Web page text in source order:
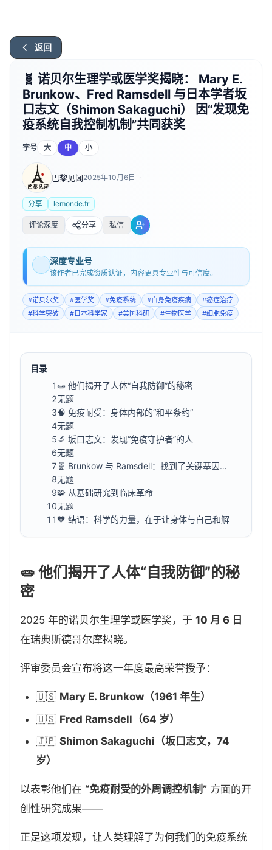
返回
🧬 诺贝尔生理学或医学奖揭晓： Mary E.
Brunkow、Fred Ramsdell 与日本学者坂
口志文（Shimon Sakaguchi） 因“发现免
疫系统自我控制机制”共同获奖
字号 大 中 小
巴黎见闻2025年10月6日 ·
分享 lemonde.fr
评论深度 分享 私信
深度专业号
该作者已完成资质认证，内容更具专业性与可信度。
#诺贝尔奖 #医学奖 #免疫系统 #自身免疫疾病 #癌症治疗
#科学突破 #日本科学家 #美国科研 #生物医学 #细胞免疫
目录
1🧫 他们揭开了人体“自我防御”的秘密
2无题
3🧠 免疫耐受：身体内部的“和平条约”
4无题
5🔬 坂口志文：发现“免疫守护者”的人
6无题
7 🧬 Brunkow 与 Ramsdell：找到了关键基因
Foxp3
8无题
9🧩 从基础研究到临床革命
10无题
11🧡 结语：科学的力量，在于让身体与自己和解
🧫 他们揭开了人体“自我防御”的秘
密
2025 年的诺贝尔生理学或医学奖，于 10 月 6 日
在瑞典斯德哥尔摩揭晓。
评审委员会宣布将这一年度最高荣誉授予：
🇺🇸 Mary E. Brunkow（1961 年生）
🇺🇸 Fred Ramsdell（64 岁）
🇯🇵 Shimon Sakaguchi（坂口志文，74
岁）
以表彰他们在 “免疫耐受的外周调控机制” 方面的开
创性研究成果——
正是这项发现，让人类理解了为何我们的免疫系统